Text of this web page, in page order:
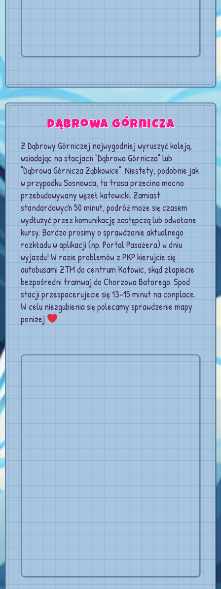
Dąbrowa Górnicza​
Z Dąbrowy Górniczej najwygodniej wyruszyć koleją,
wsiadając na stacjach "Dąbrowa Górnicza" lub
"Dąbrowa Górnicza Ząbkowice". Niestety, podobnie jak
w przypadku Sosnowca, ta trasa przecina mocno
przebudowywany węzeł katowicki. Zamiast
standardowych 50 minut, podróż może się czasem
wydłużyć przez komunikację zastępczą lub odwołane
kursy. Bardzo prosimy o sprawdzanie aktualnego
rozkładu w aplikacji (np. Portal Pasażera) w dniu
wyjazdu! W razie problemów z PKP kierujcie się
autobusami ZTM do centrum Katowic, skąd złapiecie
bezpośredni tramwaj do Chorzowa Batorego. Spod
stacji przespacerujecie się 13-15 minut na conplace.
W celu niezgubienia się polecamy sprawdzenie mapy
poniżej